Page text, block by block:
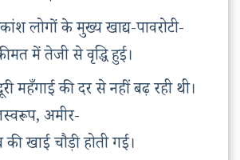
लोगों के मुख्य खाद्य-पावरोटी-
में तेजी से वृद्धि हुई।
महँगाई की दर से नहीं बढ़ रही थी।
अमीर-
की खाई चौड़ी होती गई।